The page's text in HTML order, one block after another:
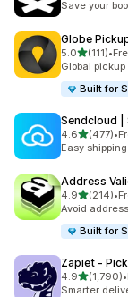
Save your
Globe
5.0별 5개 중
(111)
총 리뷰 111개
•
Global
Built for
Sendcloud |
4.6별 5개 중
(477)
총 리뷰 477개
•
Easy
Address
4.9별 5개 중
(214)
총 리뷰 214개
•
Avoid
Built for
Zapiet ‑
4.9별 5개 중
(1,790)
총 리뷰 1790개
•
Smarter